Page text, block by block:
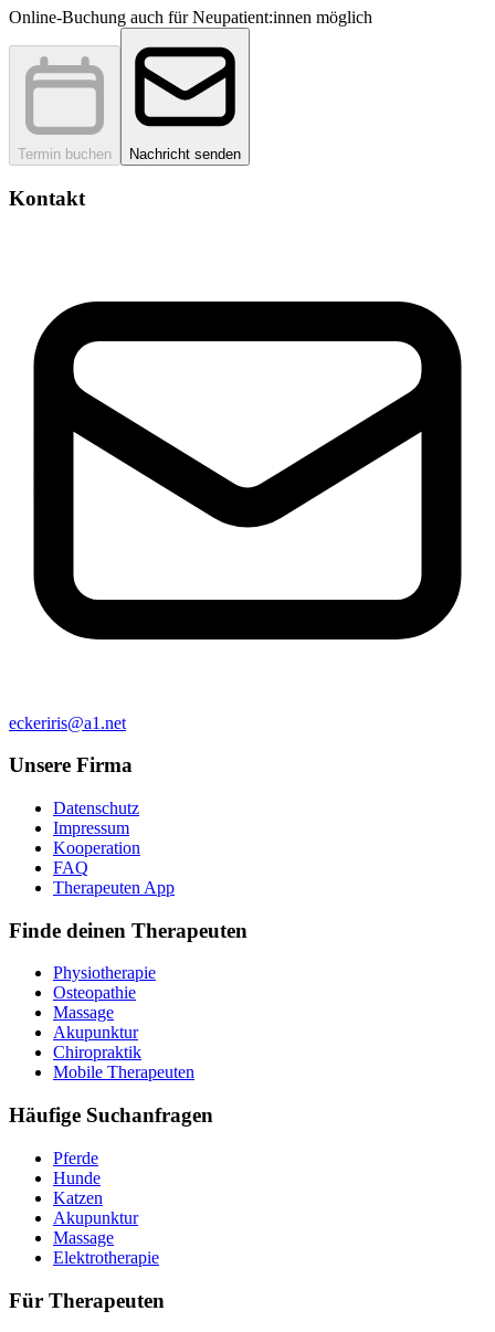
Online-Buchung auch für Neupatient:innen möglich
Termin buchen Nachricht senden
Kontakt
eckeriris@a1.net
Unsere Firma
Datenschutz
Impressum
Kooperation
FAQ
Therapeuten App
Finde deinen Therapeuten
Physiotherapie
Osteopathie
Massage
Akupunktur
Chiropraktik
Mobile Therapeuten
Häufige Suchanfragen
Pferde
Hunde
Katzen
Akupunktur
Massage
Elektrotherapie
Für Therapeuten